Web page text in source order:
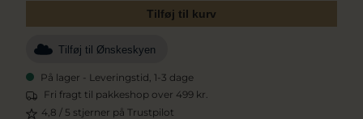
Tilføj til kurv
Tilføj til Ønskeskyen
På lager - Leveringstid, 1-3 dage
Fri fragt til pakkeshop over 499 kr.
4,8 / 5 stjerner på Trustpilot